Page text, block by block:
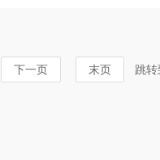
下一页 末页 跳转